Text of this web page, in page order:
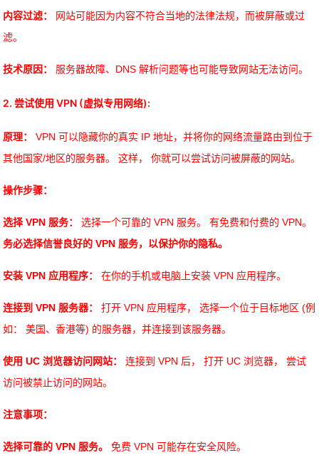
内容过滤：
网站可能因为内容不符合当地的法律法规，而被屏蔽或过
滤。
技术原因： 服务器故障、DNS 解析问题等也可能导致网站无法访问。
2. 尝试使用 VPN (虚拟专用网络):
原理：
VPN 可以隐藏你的真实 IP 地址，并将你的网络流量路由到位于
其他国家/地区的服务器。 这样， 你就可以尝试访问被屏蔽的网站。
操作步骤：
选择 VPN 服务：
选择一个可靠的 VPN 服务。 有免费和付费的 VPN。
务必选择信誉良好的 VPN 服务，以保护你的隐私。
安装 VPN 应用程序： 在你的手机或电脑上安装 VPN 应用程序。
连接到 VPN 服务器：
打开 VPN 应用程序， 选择一个位于目标地区 (例
如： 美国、香港等) 的服务器，并连接到该服务器。
使用 UC 浏览器访问网站：
连接到 VPN 后， 打开 UC 浏览器， 尝试
访问被禁止访问的网站。
注意事项：
选择可靠的 VPN 服务。 免费 VPN 可能存在安全风险。